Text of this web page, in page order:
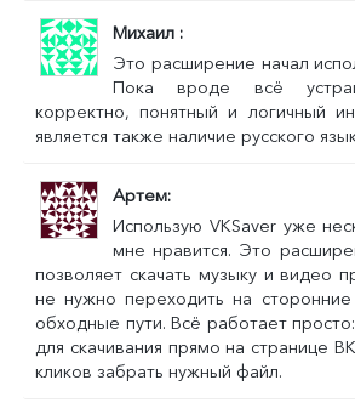
Михаил
Это расширение начал
Пока вроде всё
корректно, понятный и логичный
является также наличие русского
Артем
Использую VKSaver уже
мне нравится. Это
позволяет скачать музыку и видео
не нужно переходить на сторонние
обходные пути. Всё работает
для скачивания прямо на странице
кликов забрать нужный файл.